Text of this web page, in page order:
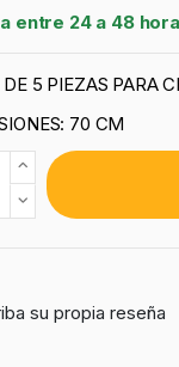
entre 24 a 48
5 PIEZAS PARA
70 CM
su propia reseña